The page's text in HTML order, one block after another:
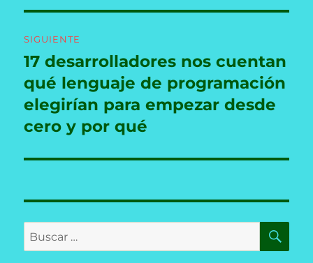
SIGUIENTE
Entrada
siguiente:
17 desarrolladores nos cuentan
qué lenguaje de programación
elegirían para empezar desde
cero y por qué
Buscar
por: